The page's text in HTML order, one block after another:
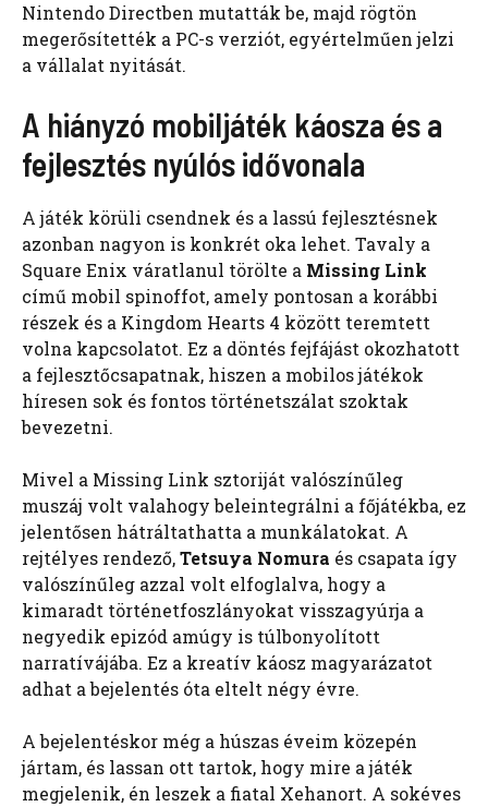
Nintendo Directben mutatták be, majd rögtön
megerősítették a PC-s verziót, egyértelműen jelzi
a vállalat nyitását.
A hiányzó mobiljáték káosza és a
fejlesztés nyúlós idővonala
A játék körüli csendnek és a lassú fejlesztésnek
azonban nagyon is konkrét oka lehet. Tavaly a
Square Enix váratlanul törölte a Missing Link
című mobil spinoffot, amely pontosan a korábbi
részek és a Kingdom Hearts 4 között teremtett
volna kapcsolatot. Ez a döntés fejfájást okozhatott
a fejlesztőcsapatnak, hiszen a mobilos játékok
híresen sok és fontos történetszálat szoktak
bevezetni.
Mivel a Missing Link sztoriját valószínűleg
muszáj volt valahogy beleintegrálni a főjátékba, ez
jelentősen hátráltathatta a munkálatokat. A
rejtélyes rendező,Tetsuya Nomura és csapata így
valószínűleg azzal volt elfoglalva, hogy a
kimaradt történetfoszlányokat visszagyúrja a
negyedik epizód amúgy is túlbonyolított
narratívájába. Ez a kreatív káosz magyarázatot
adhat a bejelentés óta eltelt négy évre.
A bejelentéskor még a húszas éveim közepén
jártam, és lassan ott tartok, hogy mire a játék
megjelenik, én leszek a fiatal Xehanort. A sokéves